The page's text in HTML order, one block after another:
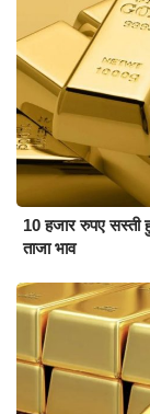
10 हजार रुपए सस्ती
ताजा भाव